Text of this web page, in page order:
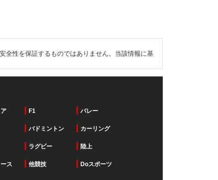
全性を保証するものではありません。当該情報に基
F1 バレー
バドミントン カーリング
ラグビー 陸上
ス 他競技 Doスポーツ